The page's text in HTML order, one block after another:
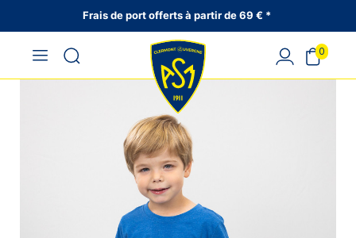
Frais de port offerts à partir de 69 € *
0